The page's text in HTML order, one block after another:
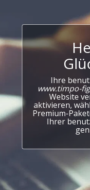
Ihre
www.timpo-
Website
aktivieren,
Premium-
Ihrer